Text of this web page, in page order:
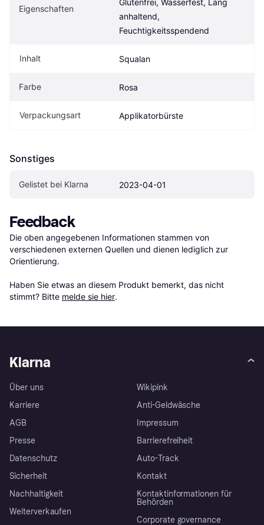
Eigen­schaften
anhaltend,
Feuchtigkeitsspendend
Inhalt Squalan
Farbe Rosa
Verpackungsart Applikatorbürste
Sonstiges
Gelistet bei Klarna 2023-04-01
Feedback
Die oben angegebenen Informationen stammen von
verschiedenen externen Quellen und dienen lediglich zur
Orientierung.
Haben Sie etwas an diesem Produkt bemerkt, das nicht
stimmt? Bitte melde sie hier.
Klarna
Über uns
Karriere
AGB
Presse
Datenschutz
Sicherheit
Nachhaltigkeit
Weiterverkaufen
Wikipink
Anti-Geldwäsche
Impressum
Barrierefreiheit
Auto-Track
Kontakt
Kontaktinformationen für
Behörden
Corporate governance